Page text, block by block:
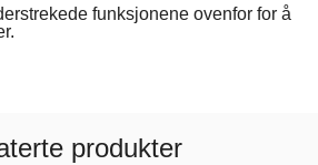
funksjonene ovenfor for å
produkter